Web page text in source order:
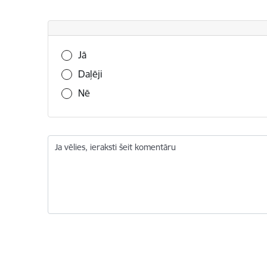
Vai šī informācija bija noderīga?
Jā
Daļēji
Nē
Ja vēlies, ieraksti šeit komentāru